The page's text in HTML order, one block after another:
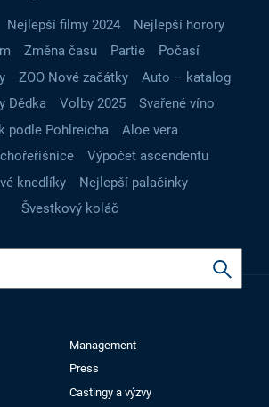
Nejlepší filmy 2024
Nejlepší horory
Změna času Partie
Počasí
ZOO Nové začátky
Auto – katalog
Dědka
Volby 2025
Svařené víno
podle Pohlreicha
Aloe vera
Výpočet ascendentu
knedlíky
Nejlepší palačinky
Švestkový koláč
Management
Press
Castingy a výzvy